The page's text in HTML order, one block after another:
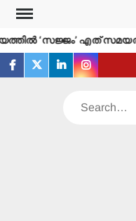
Skip
content‘സജ്ജം’ എത്
facebook
twitterlinkedininstagram
Search